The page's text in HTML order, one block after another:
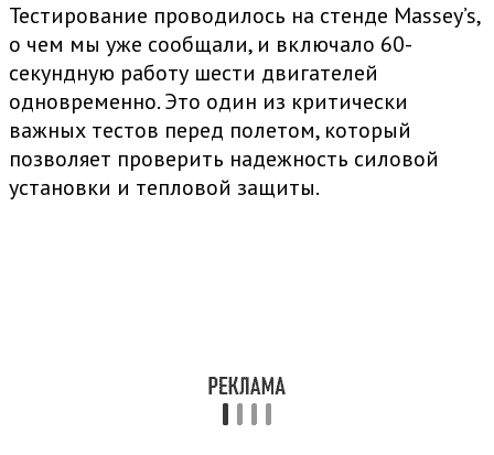
Тестирование проводилось на стенде Massey’s,
о чем мы уже сообщали, и включало 60-
секундную работу шести двигателей
одновременно. Это один из критически
важных тестов перед полетом, который
позволяет проверить надежность силовой
установки и тепловой защиты.